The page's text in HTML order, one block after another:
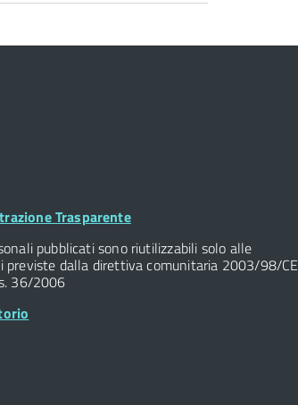
Trasparente
pubblicati sono riutilizzabili solo alle
previste dalla direttiva comunitaria 2003/98/CE
36/2006